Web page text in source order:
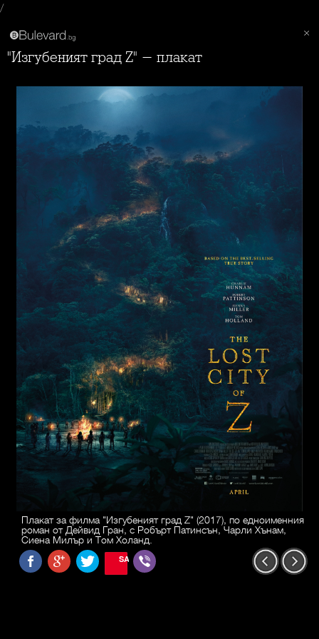
/
"Изгубеният град Z" - плакат
Плакат за филма "Изгубеният град Z" (2017), по едноименния
роман от Дейвид Гран, с Робърт Патинсън, Чарли Хънам,
Сиена Милър и Том Холанд.
SAVE